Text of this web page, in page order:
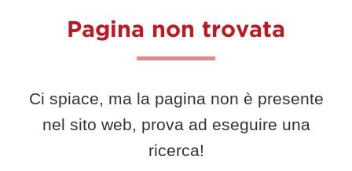
Pagina non trovata
Ci spiace, ma la pagina non è presente
nel sito web, prova ad eseguire una
ricerca!